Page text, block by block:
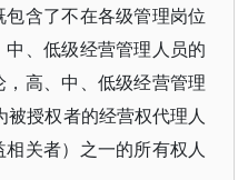
含了不在各级管理岗位
、低级经营管理人员的
高、中、低级经营管理
被授权者的经营权代理人
关者）之一的所有权人